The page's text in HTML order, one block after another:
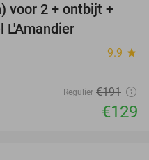
32%
voor 2 + ontbijt +
L'Amandier
9.9 star
Regulier €191
€129